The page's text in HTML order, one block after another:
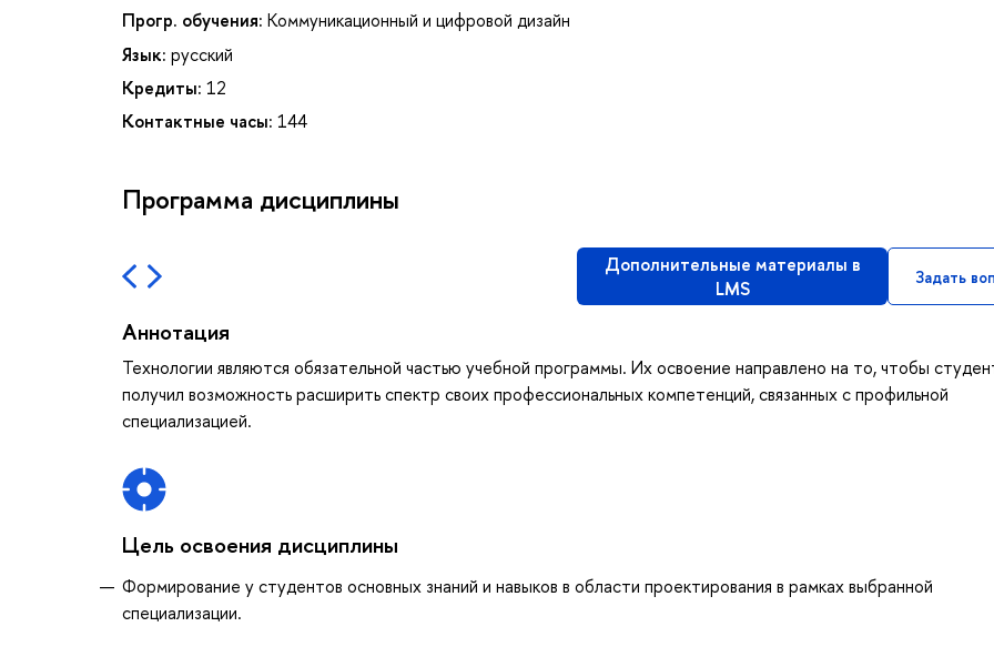
Прогр. обучения: Коммуникационный и цифровой дизайн
Язык: русский
Кредиты: 12
Контактные часы: 144
Программа дисциплины
Дополнительные материалы в
LMS
Задать
Аннотация
Технологии являются обязательной частью учебной программы. Их освоение направлено на то, чтобы
получил возможность расширить спектр своих профессиональных компетенций, связанных с профильной
специализацией.
Цель освоения дисциплины
Формирование у студентов основных знаний и навыков в области проектирования в рамках выбранной
специализации.